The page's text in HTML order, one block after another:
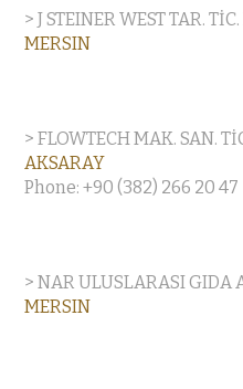
> J STEINER WEST TAR.
MERSIN
> FLOWTECH MAK. SAN.
AKSARAY
Phone: +90 (382) 266 20 47
> NAR ULUSLARASI GIDA
MERSIN